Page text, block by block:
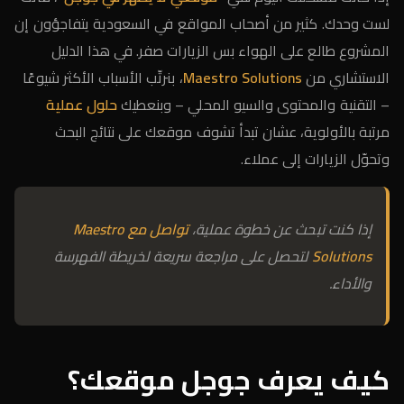
لست وحدك. كثير من أصحاب المواقع في السعودية يتفاجؤون إن
المشروع طالع على الهواء بس الزيارات صفر. في هذا الدليل
الاستشاري منMaestro Solutions، بنرتّب الأسباب الأكثر شيوعًا
– التقنية والمحتوى والسيو المحلي – وبنعطيكحلول عملية
مرتبة بالأولوية، عشان تبدأ تشوف موقعك على نتائج البحث
وتحوّل الزيارات إلى عملاء.
إذا كنت تبحث عن خطوة عملية،
تواصل مع Maestro
Solutionsلتحصل على مراجعة سريعة لخريطة الفهرسة
والأداء.
كيف يعرف جوجل موقعك؟